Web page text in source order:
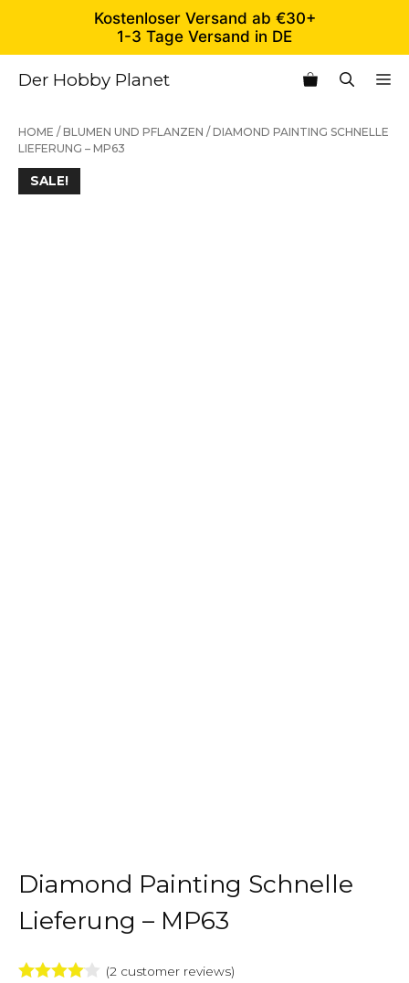
springen
Kostenloser Versand ab €30+
1-3 Tage Versand in DE
Der Hobby Planet
HOME / BLUMEN UND PFLANZEN / DIAMOND PAINTING SCHNELLE
LIEFERUNG – MP63
SALE!
Diamond Painting Schnelle
Lieferung – MP63
(2 customer reviews)